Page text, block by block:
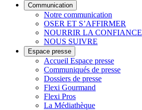
Communication
Notre communication
OSER ET S’AFFIRMER
NOURRIR LA CONFIANCE
NOUS SUIVRE
Espace presse
Accueil Espace presse
Communiqués de presse
Dossiers de presse
Flexi Gourmand
Flexi Pros
La Médiathèque